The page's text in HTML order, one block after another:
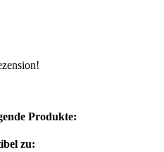
Produkte:
zu: